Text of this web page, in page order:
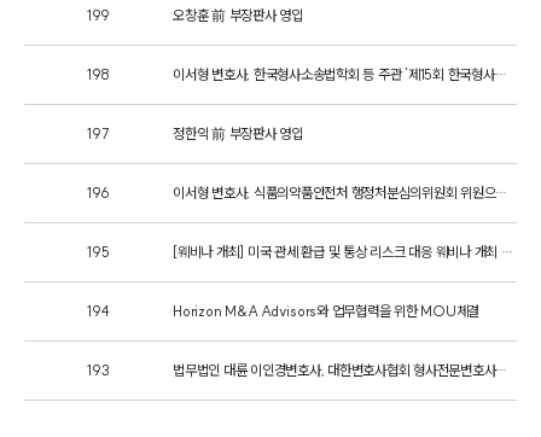
법률정보
법률지식인
고객후기
업무분야
의료·바이오·헬스케어그룹 업무
전체
구성원 소개
199 오창훈 前 부장판사 영입
198 이서형 변호사, 한국형사소송법학회 등 주관 '제15회 한국형사학대회'서 발표
197 정한익 前 부장판사 영입
196 이서형 변호사, 식품의약품안전처 행정처분심의위원회 위원으로 위촉
195 [웨비나 개최] 미국 관세 환급 및 통상 리스크 대응 웨비나 개최 안내
194 Horizon M&A Advisors와 업무협력을 위한 MOU체결
193 법무법인 대륜 이인경변호사, 대한변호사협회 형사전문변호사에 이어 이혼전문변호사 등록